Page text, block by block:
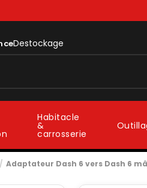
Destockage
Habitacle
&
carrosserie
Adaptateur Dash 6 vers Dash 6